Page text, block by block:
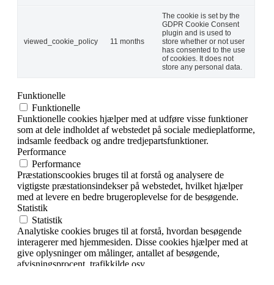
viewed_cookie_policy 11 months
The cookie is set by the
GDPR Cookie Consent
plugin and is used to
store whether or not user
has consented to the use
of cookies. It does not
store any personal data.
Funktionelle
Funktionelle
Funktionelle cookies hjælper med at udføre visse funktioner
som at dele indholdet af webstedet på sociale medieplatforme,
indsamle feedback og andre tredjepartsfunktioner.
Performance
Performance
Præstationscookies bruges til at forstå og analysere de
vigtigste præstationsindekser på webstedet, hvilket hjælper
med at levere en bedre brugeroplevelse for de besøgende.
Statistik
Statistik
Analytiske cookies bruges til at forstå, hvordan besøgende
interagerer med hjemmesiden. Disse cookies hjælper med at
give oplysninger om målinger, antallet af besøgende,
afvisningsprocent, trafikkilde osv.